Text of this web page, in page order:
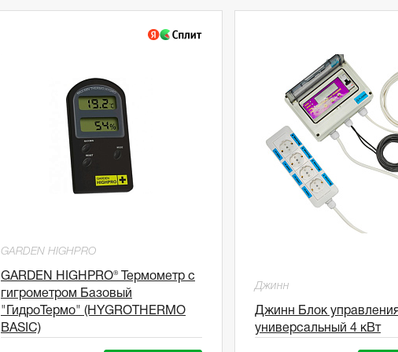
GARDEN HIGHPRO
GARDEN HIGHPRO® Термометр с
гигрометром Базовый
"ГидроТермо" (HYGROTHERMO
BASIC)
Джинн
Джинн Блок
универсальный 4 кВт